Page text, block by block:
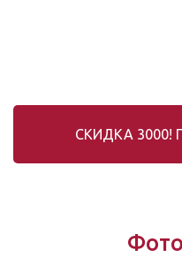
СКИДКА 3000!